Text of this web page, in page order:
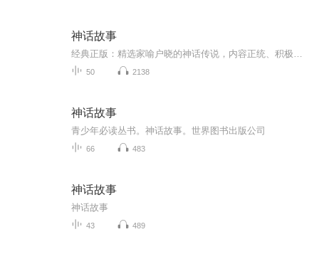
神话故事
50 2138
神话故事
青少年必读丛书。神话故事。世界图书出版公司
66 483
神话故事
神话故事
43 489